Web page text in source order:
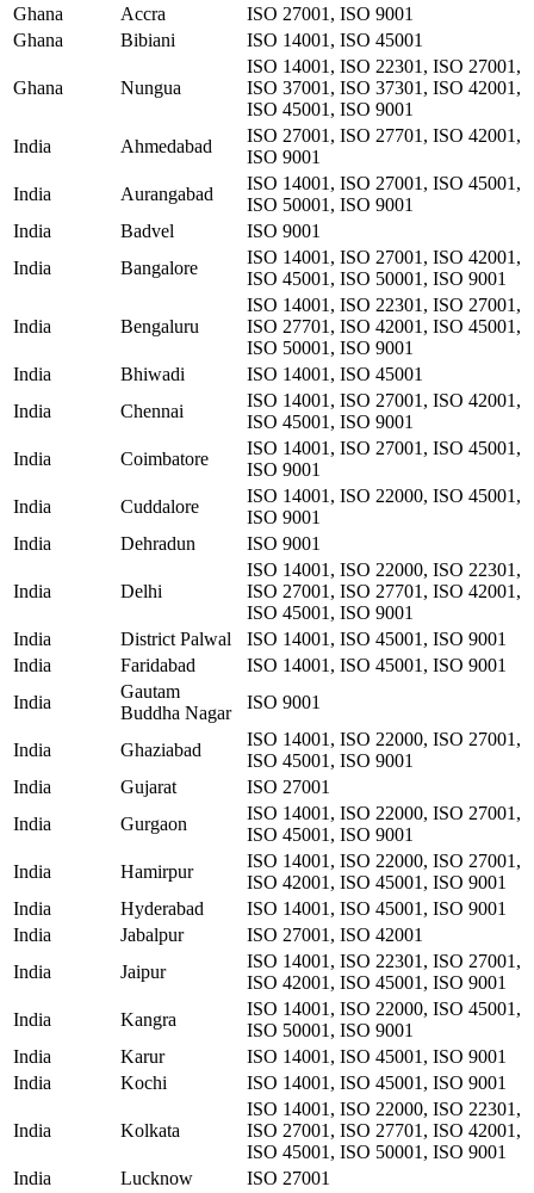
Ghana
Accra
ISO 27001, ISO 9001
Ghana
Bibiani ISO 14001, ISO 45001
Ghana Nungua
ISO 14001, ISO 22301, ISO 27001,
ISO 37001, ISO 37301, ISO 42001,
ISO 45001, ISO 9001
India
Ahmedabad
ISO 27001, ISO 27701, ISO 42001,
ISO 9001
India
Aurangabad
ISO 14001, ISO 27001, ISO 45001,
ISO 50001, ISO 9001
India
Badvel
ISO 9001
India
Bangalore
ISO 14001, ISO 27001, ISO 42001,
ISO 45001, ISO 50001, ISO 9001
India Bengaluru
ISO 14001, ISO 22301, ISO 27001,
ISO 27701, ISO 42001, ISO 45001,
ISO 50001, ISO 9001
India
Bhiwadi
ISO 14001, ISO 45001
India
Chennai
ISO 14001, ISO 27001, ISO 42001,
ISO 45001, ISO 9001
India
Coimbatore
ISO 14001, ISO 27001, ISO 45001,
ISO 9001
India
Cuddalore
ISO 14001, ISO 22000, ISO 45001,
ISO 9001
India
Dehradun ISO 9001
India Delhi
ISO 14001, ISO 22000, ISO 22301,
ISO 27001, ISO 27701, ISO 42001,
ISO 45001, ISO 9001
India
District Palwal
ISO 14001, ISO 45001, ISO 9001
India
Faridabad
ISO 14001, ISO 45001, ISO 9001
India
Gautam
Buddha Nagar
ISO 9001
India Ghaziabad
ISO 14001, ISO 22000, ISO 27001,
ISO 45001, ISO 9001
India
Gujarat
ISO 27001
India
Gurgaon
ISO 14001, ISO 22000, ISO 27001,
ISO 45001, ISO 9001
India
Hamirpur
ISO 14001, ISO 22000, ISO 27001,
ISO 42001, ISO 45001, ISO 9001
India
Hyderabad
ISO 14001, ISO 45001, ISO 9001
India
Jabalpur
ISO 27001, ISO 42001
India
Jaipur
ISO 14001, ISO 22301, ISO 27001,
ISO 42001, ISO 45001, ISO 9001
India
Kangra
ISO 14001, ISO 22000, ISO 45001,
ISO 50001, ISO 9001
India
Karur
ISO 14001, ISO 45001, ISO 9001
India
Kochi ISO 14001, ISO 45001, ISO 9001
India Kolkata
ISO 14001, ISO 22000, ISO 22301,
ISO 27001, ISO 27701, ISO 42001,
ISO 45001, ISO 50001, ISO 9001
India
Lucknow
ISO 27001